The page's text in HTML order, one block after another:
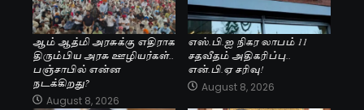
ஆம் ஆத்மி அரசுக்கு எதிராக
திரும்பிய அரசு ஊழியர்கள்..
பஞ்சாபில் என்ன
நடக்கிறது?
August 8, 2026
எஸ்.பி.ஐ நிகர லாபம் 11
சதவீதம் அதிகரிப்பு..
என்.பி.ஏ சரிவு!
August 8, 2026